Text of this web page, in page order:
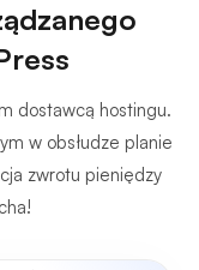
dostawcą hostingu.
w obsłudze planie
zwrotu pieniędzy